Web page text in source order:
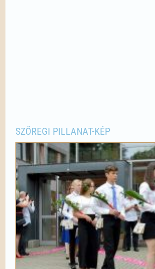
SZŐREGI PILLANAT-KÉP